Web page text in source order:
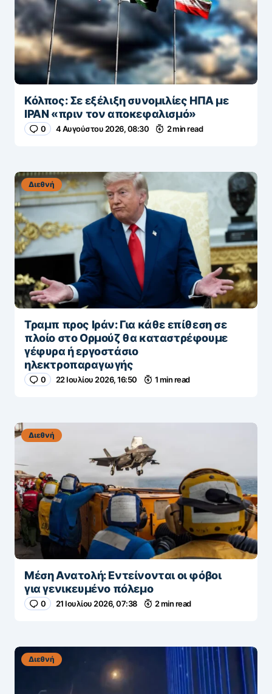
Κόλπος: Σε εξέλιξη συνομιλίες ΗΠΑ με
ΙΡΑΝ «πριν τον αποκεφαλισμό»
0 4 Αυγούστου 2026, 08:30 2 min read
Διεθνή
Τραμπ προς Ιράν: Για κάθε επίθεση σε
πλοίο στο Ορμούζ θα καταστρέφουμε
γέφυρα ή εργοστάσιο
ηλεκτροπαραγωγής
0 22 Ιουλίου 2026, 16:50 1 min read
Διεθνή
Μέση Ανατολή: Εντείνονται οι φόβοι
για γενικευμένο πόλεμο
0 21 Ιουλίου 2026, 07:38 2 min read
Διεθνή